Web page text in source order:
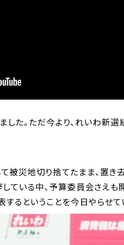
した。ただ今より、れいわ
被災地切り捨てたまま、置き
ている中、予算委員会さえ
るということを今日やらせて